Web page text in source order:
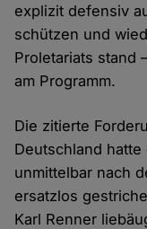
explizit defensiv
schützen und
Proletariats stand
am Programm.
Die zitierte
Deutschland
unmittelbar nach
ersatzlos
Karl Renner